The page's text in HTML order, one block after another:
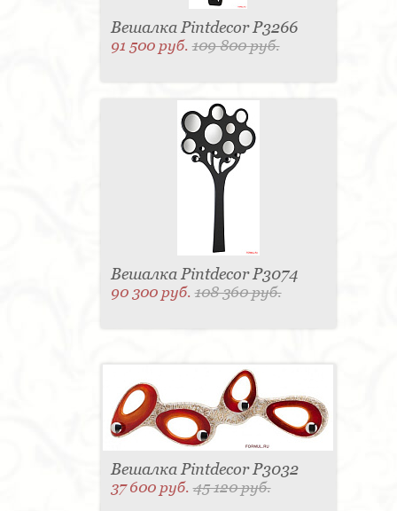
Вешалка Pintdecor P3266
91 500 руб.109 800 руб.
Вешалка Pintdecor P3074
90 300 руб.108 360 руб.
Вешалка Pintdecor P3032
37 600 руб.45 120 руб.